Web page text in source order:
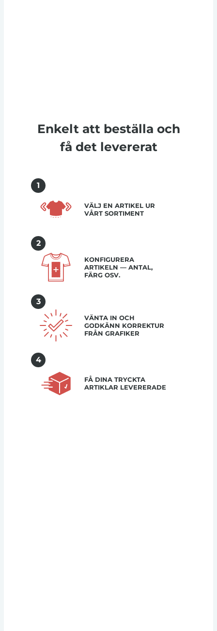
Enkelt att beställa och
få det levererat
1
VÄLJ EN ARTIKEL UR
VÅRT SORTIMENT
2
KONFIGURERA
ARTIKELN — ANTAL,
FÄRG OSV.
3
VÄNTA IN OCH
GODKÄNN KORREKTUR
FRÅN GRAFIKER
4
FÅ DINA TRYCKTA
ARTIKLAR LEVERERADE